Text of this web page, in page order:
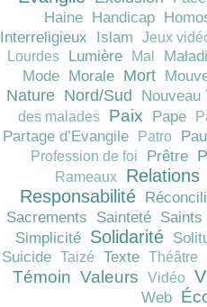
Haine Handicap
Interreligieux Islam
Jeux
Lourdes
Lumière Mal
Mode
Morale Mort
Nature Nord/Sud Nouveau
des malades Paix Pape
Partage d’Evangile Patro
Profession de foi Prêtre
Rameaux
Relations
Responsabilité
Sacrements Sainteté Saints
Simplicité Solidarité
Suicide
Taizé Texte Théâtre
Témoin Valeurs Vidéo
Web